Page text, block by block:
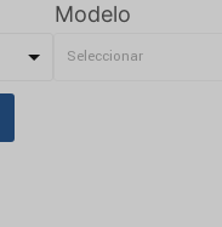
Modelo